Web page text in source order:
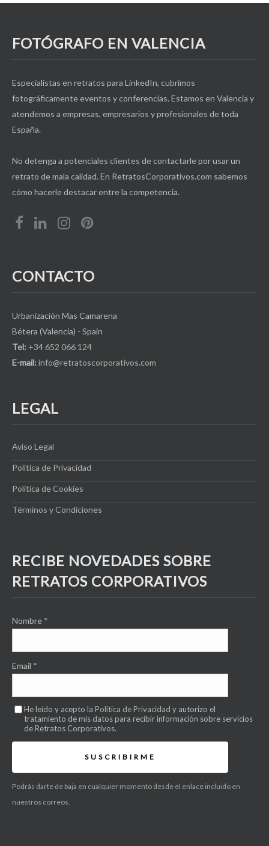
FOTÓGRAFO EN VALENCIA
Especialistas en retratos para LinkedIn, cubrimos
fotográficamente eventos y conferencias. Estamos en Valencia y
atendemos a empresas, empresarios y profesionales de toda
España.
No detenga a potenciales clientes de contactarle por usar un
retrato de mala calidad. En RetratosCorporativos.com sabemos
cómo hacerle destacar entre la competencia.
CONTACTO
Urbanización Mas Camarena
Bétera (Valencia) - Spain
Tel: +34 652 066 124
E-mail: info@retratoscorporativos.com
LEGAL
Aviso Legal
Política de Privacidad
Política de Cookies
Términos y Condiciones
RECIBE NOVEDADES SOBRE
RETRATOS CORPORATIVOS
Nombre *
Email *
He leído y acepto la Política de Privacidad y autorizo el
tratamiento de mis datos para recibir información sobre servicios
de Retratos Corporativos.
SUSCRIBIRME
Podrás darte de baja en cualquier momento desde el enlace incluido en
nuestros correos.